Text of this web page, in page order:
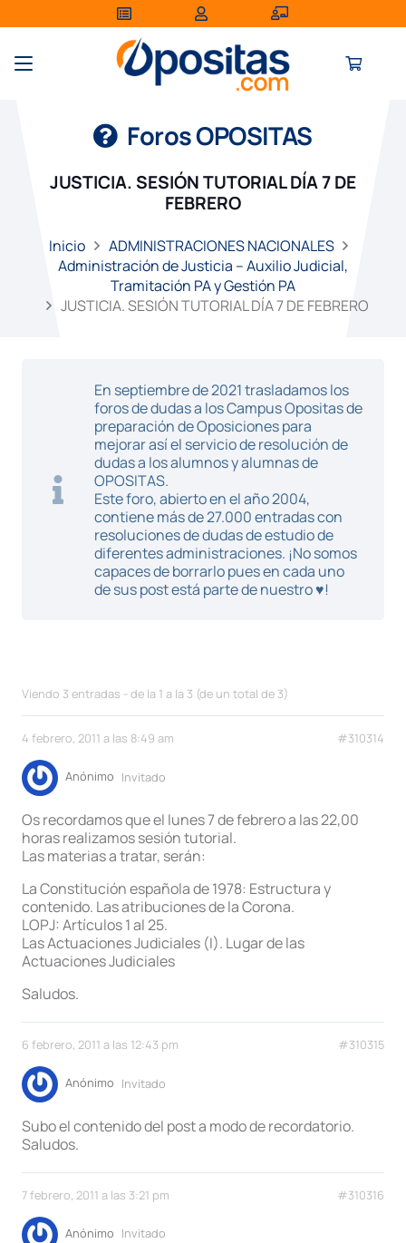
Foros OPOSITAS
JUSTICIA. SESIÓN TUTORIAL DÍA 7 DE
FEBRERO
Inicio
ADMINISTRACIONES NACIONALES
Administración de Justicia – Auxilio Judicial,
Tramitación PA y Gestión PA
JUSTICIA. SESIÓN TUTORIAL DÍA 7 DE FEBRERO
En septiembre de 2021 trasladamos los
foros de dudas a los Campus Opositas de
preparación de Oposiciones para
mejorar así el servicio de resolución de
dudas a los alumnos y alumnas de
OPOSITAS.
Este foro, abierto en el año 2004,
contiene más de 27.000 entradas con
resoluciones de dudas de estudio de
diferentes administraciones. ¡No somos
capaces de borrarlo pues en cada uno
de sus post está parte de nuestro ♥!
Viendo 3 entradas - de la 1 a la 3 (de un total de 3)
4 febrero, 2011 a las 8:49 am #310314
Anónimo Invitado
Os recordamos que el lunes 7 de febrero a las 22,00
horas realizamos sesión tutorial.
Las materias a tratar, serán:
La Constitución española de 1978: Estructura y
contenido. Las atribuciones de la Corona.
LOPJ: Artículos 1 al 25.
Las Actuaciones Judiciales (I). Lugar de las
Actuaciones Judiciales
Saludos.
6 febrero, 2011 a las 12:43 pm #310315
Anónimo Invitado
Subo el contenido del post a modo de recordatorio.
Saludos.
7 febrero, 2011 a las 3:21 pm #310316
Anónimo Invitado